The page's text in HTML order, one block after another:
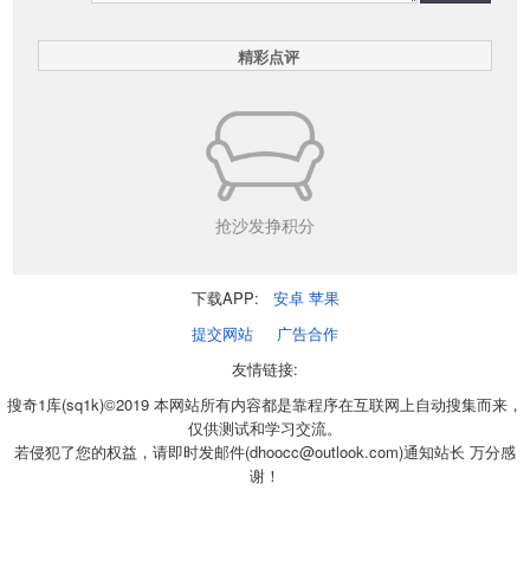
精彩点评
抢沙发挣积分
下载APP: 安卓 苹果
提交网站
广告合作
友情链接:
搜奇1库(sq1k)©2019 本网站所有内容都是靠程序在互联网上自动搜集而来，
仅供测试和学习交流。
若侵犯了您的权益，请即时发邮件(dhoocc@outlook.com)通知站长 万分感
谢！